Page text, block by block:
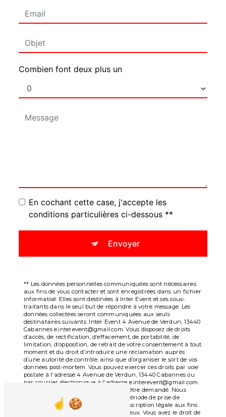
Combien font deux plus un
En cochant cette case, j'accepte les
conditions particulières ci-dessous **
Envoyer
** Les données personnelles communiquées sont nécessaires
aux fins de vous contacter et sont enregistrées dans un fichier
informatisé. Elles sont destinées à Inter Event et ses sous-
traitants dans le seul but de répondre à votre message. Les
données collectées seront communiquées aux seuls
destinataires suivants: Inter Event 4 Avenue de Verdun, 13440
Cabannes e.interevent@gmail.com. Vous disposez de droits
d’accès, de rectification, d’effacement, de portabilité, de
limitation, d’opposition, de retrait de votre consentement à tout
moment et du droit d’introduire une réclamation auprès
d’une autorité de contrôle, ainsi que d’organiser le sort de vos
données post-mortem. Vous pouvez exercer ces droits par voie
postale à l'adresse 4 Avenue de Verdun, 13440 Cabannes ou
par courrier électronique à l'adresse e.interevent@gmail.com.
Un justificatif d'identité pourra vous être demandé. Nous
conservons vos données pendant la période de prise de
contact puis pendant la durée de prescription légale aux fins
probatoires et de gestion des contentieux. Vous avez le droit de